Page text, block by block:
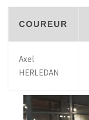
COUREUR
Axel
HERLEDAN